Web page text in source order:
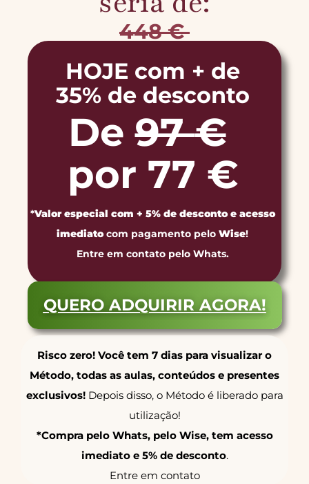
448€
HOJE com + de
35% de desconto
De97€
por 77 €
*Valor especial com + 5% de desconto e acesso
imediatocom pagamento pelo Wise!
Entre em contato pelo Whats.
QUERO ADQUIRIR AGORA!
Risco zero! Você tem 7 dias para visualizar o
Método, todas as aulas, conteúdos e presentes
exclusivos!Depois disso, o Método é liberado para
utilização!
*Compra pelo Whats, pelo Wise, tem acesso
imediato e 5% de desconto.
Entre em contato